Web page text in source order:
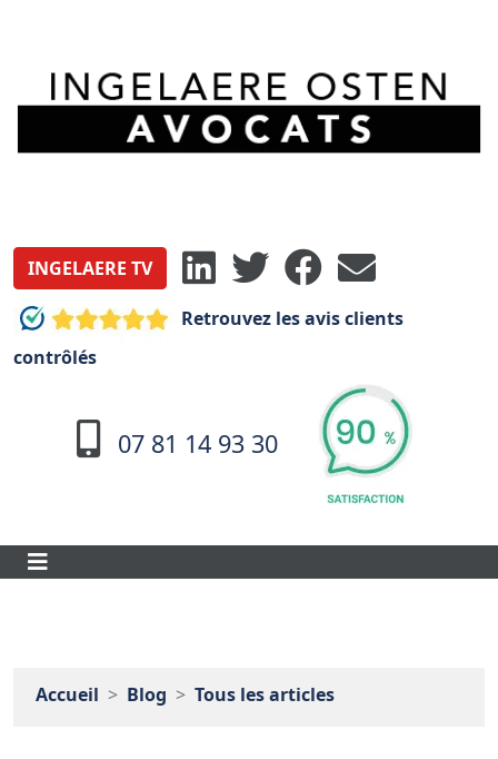
INGELAERE TV
Retrouvez les avis clients
contrôlés
07 81 14 93 30
Accueil Blog Tous les articles